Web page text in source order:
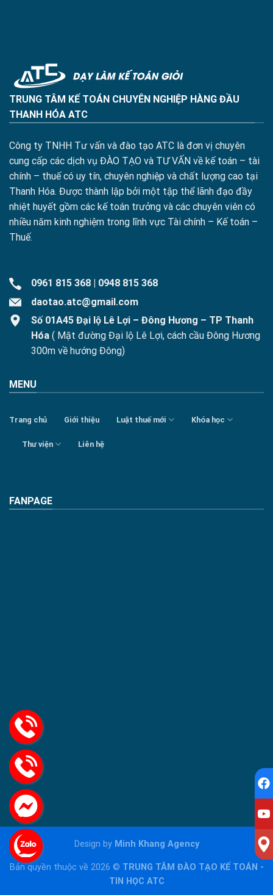
TRUNG TÂM KẾ TOÁN CHUYÊN NGHIỆP HÀNG ĐẦU
THANH HÓA ATC
Công ty TNHH Tư vấn và đào tạo ATC là đơn vị chuyên
cung cấp các dịch vụ ĐÀO TẠO và TƯ VẤN về kế toán – tài
chính – thuế có uy tín, chuyên nghiệp và chất lượng cao tại
Thanh Hóa. Được thành lập bởi một tập thể lãnh đạo đầy
nhiệt huyết gồm các kế toán trưởng và các chuyên viên có
nhiều năm kinh nghiệm trong lĩnh vực Tài chính – Kế toán –
Thuế.
0961 815 368
0948 815 368
daotao.atc@gmail.com
Số 01A45 Đại lộ Lê Lợi – Đông Hương – TP Thanh
Hóa ( Mặt đường Đại lộ Lê Lợi, cách cầu Đông Hương
300m về hướng Đông)
MENU
Trang chủ Giới thiệu Luật thuế mới Khóa học
Thư viện Liên hệ
FANPAGE
Design by Minh Khang Agency
Bản quyền thuộc về 2026 © TRUNG TÂM ĐÀO TẠO KẾ TOÁN -
TIN HỌC ATC